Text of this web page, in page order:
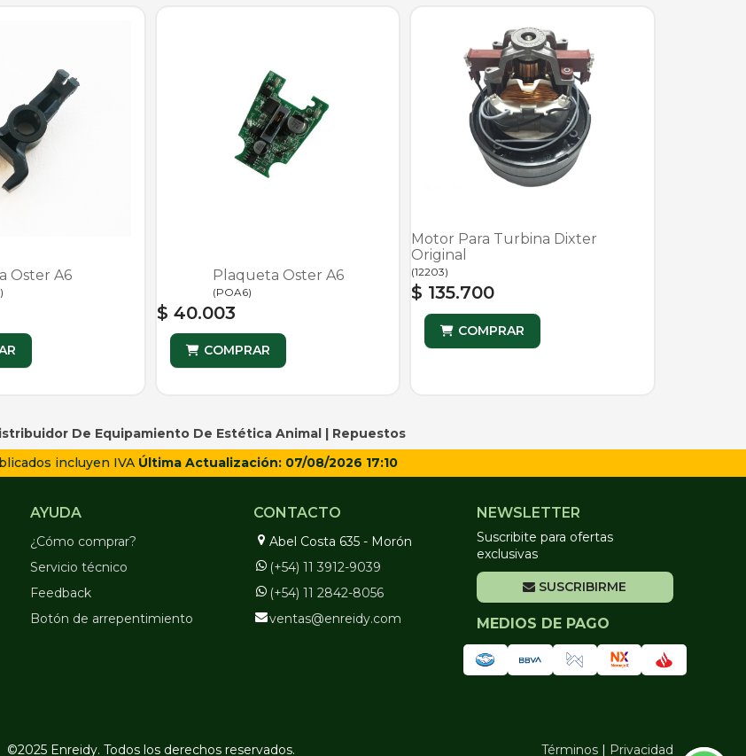
Oster A6
)
Plaqueta Oster A6
(POA6)
$ 40.003
COMPRAR
Motor Para Turbina Dixter
Original
(12203)
$ 135.700
COMPRAR
De Equipamiento De Estética Animal | Repuestos
incluyen IVA Última Actualización: 07/08/2026 17:10
AYUDA
¿Cómo comprar?
Servicio técnico
Feedback
Botón de arrepentimiento
CONTACTO
Abel Costa 635 - Morón
(+54) 11 3912-9039
(+54) 11 2842-8056
ventas@enreidy.com
NEWSLETTER
Suscribite para ofertas
exclusivas
SUSCRIBIRME
MEDIOS DE PAGO
©2025 Enreidy. Todos los derechos reservados. Términos| Privacidad